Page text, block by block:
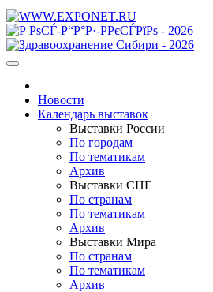
Новости
Календарь выставок
Выставки России
По городам
По тематикам
Архив
Выставки СНГ
По странам
По тематикам
Архив
Выставки Мира
По странам
По тематикам
Архив